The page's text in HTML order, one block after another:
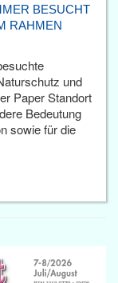
BESUCHT
RAHMEN
und
Paper Standort
Bedeutung
sowie für die